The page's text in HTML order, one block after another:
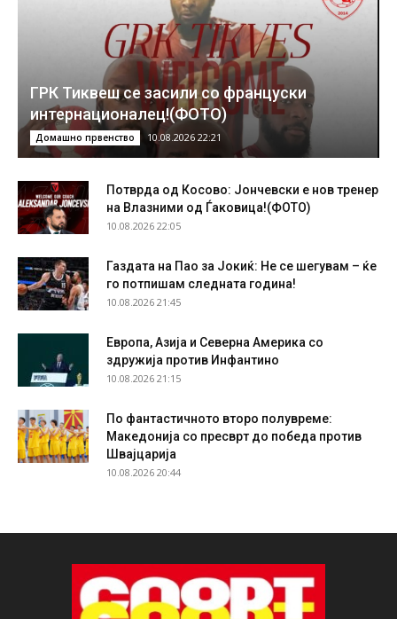
ГРК Тиквеш се засили со француски
интернационалец!(ФОТО)
Домашно првенство 10.08.2026 22:21
Потврда од Косово: Јончевски е нов тренер
на Влазними од Ѓаковица!(ФОТО)
10.08.2026 22:05
Газдата на Пао за Јокиќ: Не се шегувам – ќе
го потпишам следната година!
10.08.2026 21:45
Европа, Азија и Северна Америка со
здружија против Инфантино
10.08.2026 21:15
По фантастичното второ полувреме:
Македонија со пресврт до победа против
Швајцарија
10.08.2026 20:44